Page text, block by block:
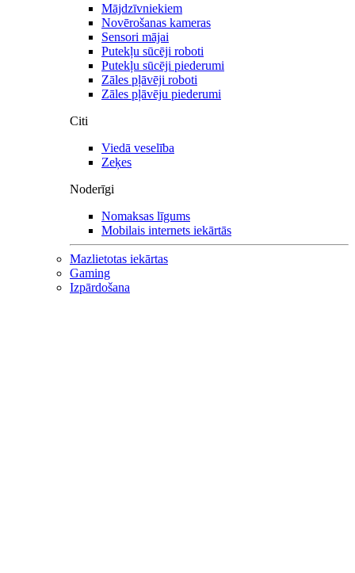
Mājdzīvniekiem
Novērošanas kameras
Sensori mājai
Putekļu sūcēji roboti
Putekļu sūcēji piederumi
Zāles pļāvēji roboti
Zāles pļāvēju piederumi
Citi
Viedā veselība
Zeķes
Noderīgi
Nomaksas līgums
Mobilais internets iekārtās
Mazlietotas iekārtas
Gaming
Izpārdošana